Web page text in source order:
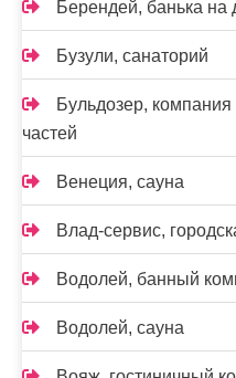
Берендей, банька на
Бузули, санаторий
Бульдозер,
частей
Венеция, сауна
Влад-сервис,
Водолей, банный
Водолей, сауна